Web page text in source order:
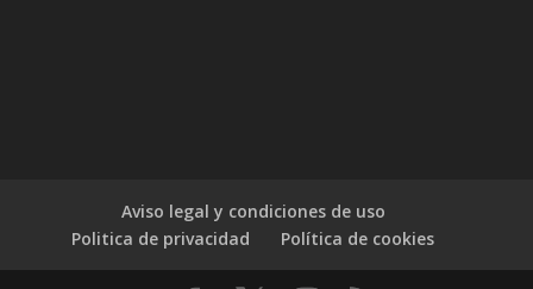
Aviso legal y condiciones de uso
Politica de privacidad
Política de cookies